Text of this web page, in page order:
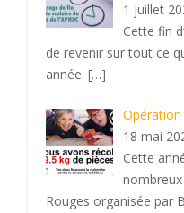
1 juillet
Cette fin
de revenir sur tout ce
année. […]
Opération
18 mai
Cette
Rouges organisée par